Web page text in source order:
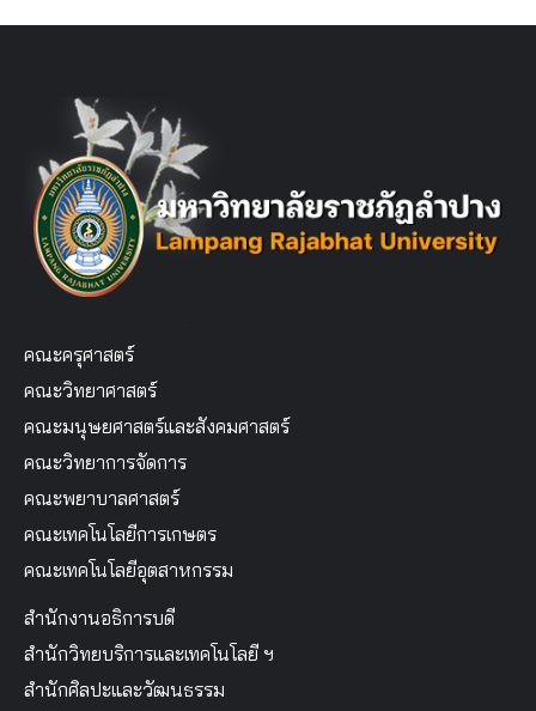
คณะครุศาสตร์
คณะวิทยาศาสตร์
คณะมนุษยศาสตร์และสังคมศาสตร์
คณะวิทยาการจัดการ
คณะพยาบาลศาสตร์
คณะเทคโนโลยีการเกษตร
คณะเทคโนโลยีอุตสาหกรรม
สำนักงานอธิการบดี
สำนักวิทยบริการและเทคโนโลยี ฯ
สำนักศิลปะและวัฒนธรรม